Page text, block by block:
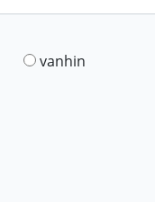
vanhin